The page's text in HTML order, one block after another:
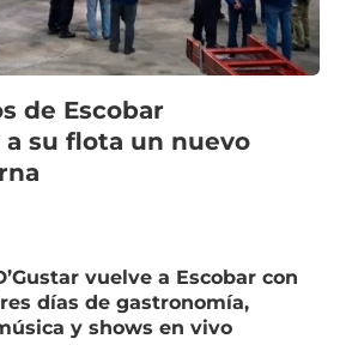
de Escobar
su flota un nuevo
vuelve a Escobar con
días de gastronomía,
y shows en vivo